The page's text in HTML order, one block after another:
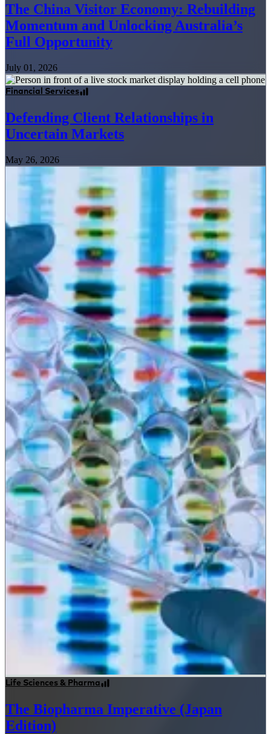
The China Visitor Economy: Rebuilding
Momentum and Unlocking Australia’s
Full Opportunity
July 01, 2026
Financial Services
Defending Client Relationships in
Uncertain Markets
May 26, 2026
Life Sciences & Pharma
The Biopharma Imperative (Japan
Edition)